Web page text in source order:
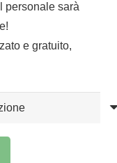
personale sarà
e gratuito,